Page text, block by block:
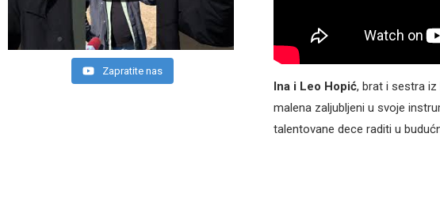
Ina i Leo Hopić, brat i sestra iz
malena zaljubljeni u svoje
talentovane dece raditi u
Zapratite nas